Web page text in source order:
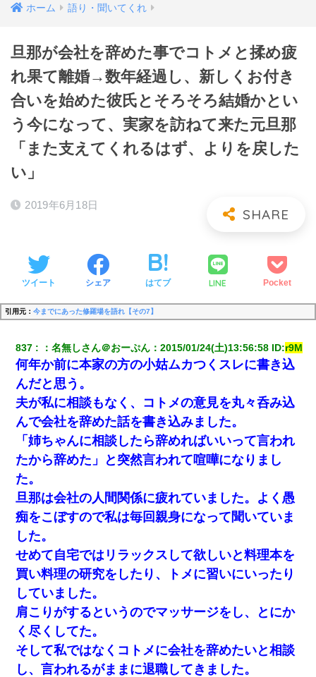
ホーム 語り・聞いてくれ
旦那が会社を辞めた事でコトメと揉め疲
れ果て離婚→数年経過し、新しくお付き
合いを始めた彼氏とそろそろ結婚かとい
う今になって、実家を訪ねて来た元旦那
「また支えてくれるはず、よりを戻した
い」
2019年6月18日
ツイート シェア はてブ LINE Pocket
引用元： 今までにあった修羅場を語れ【その7】
837 ：名無しさん＠おーぷん ：2015/01/24(土)13:56:58 ID:r9M
何年か前に本家の方の小姑ムカつくスレに書き込
んだと思う。
夫が私に相談もなく、コトメの意見を丸々呑み込
んで会社を辞めた話を書き込みました。
「姉ちゃんに相談したら辞めればいいって言われ
たから辞めた」と突然言われて喧嘩になりまし
た。
旦那は会社の人間関係に疲れていました。よく愚
痴をこぼすので私は毎回親身になって聞いていま
した。
せめて自宅ではリラックスして欲しいと料理本を
買い料理の研究をしたり、トメに習いにいったり
していました。
肩こりがするというのでマッサージをし、とにか
く尽くしてた。
そして私ではなくコトメに会社を辞めたいと相談
し、言われるがままに退職してきました。